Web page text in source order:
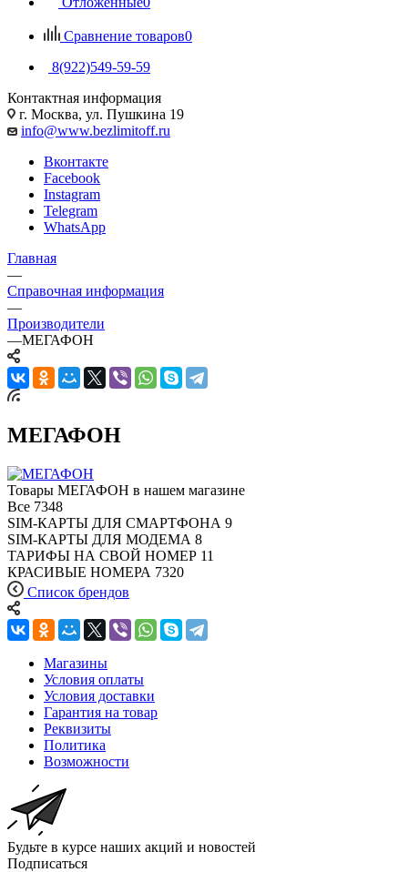
Сравнение товаров0
8(922)549-59-59
Контактная информация
г. Москва, ул. Пушкина 19
info@www.bezlimitoff.ru
Вконтакте
Facebook
Instagram
Telegram
WhatsApp
Главная
—
Справочная информация
—
Производители
—МЕГАФОН
МЕГАФОН
Товары МЕГАФОН в нашем магазине
Все 7348
SIM-КАРТЫ ДЛЯ СМАРТФОНА 9
SIM-КАРТЫ ДЛЯ МОДЕМА 8
ТАРИФЫ НА СВОЙ НОМЕР 11
КРАСИВЫЕ НОМЕРА 7320
Список брендов
Магазины
Условия оплаты
Условия доставки
Гарантия на товар
Реквизиты
Политика
Возможности
Будьте в курсе наших акций и новостей
Подписаться